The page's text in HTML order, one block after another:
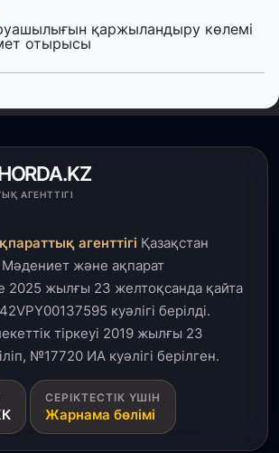
қаржыландыру көлемі
отырысы
вокзалдар, су құбыры,
азаматтарының ең
кинотеатрына айналды
кездесуде кәсіпкерлер мен
партиясына өз ұсыныстарын
АГЕНТТІГІ
агенттігі Қазақстан
және ақпарат
2025 жылғы 23 желтоқсанда қайта
куәлігі берілді.
тіркеуі 2019 жылғы 23
№17720 ИА куәлігі берілген.
СЕРІКТЕСТІК ҮШІН
Жарнама бөлімі